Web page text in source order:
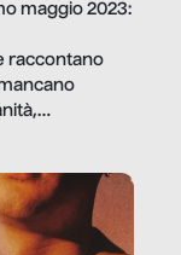
maggio 2023:
raccontano